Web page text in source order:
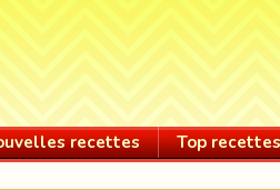
recettes Top recettes